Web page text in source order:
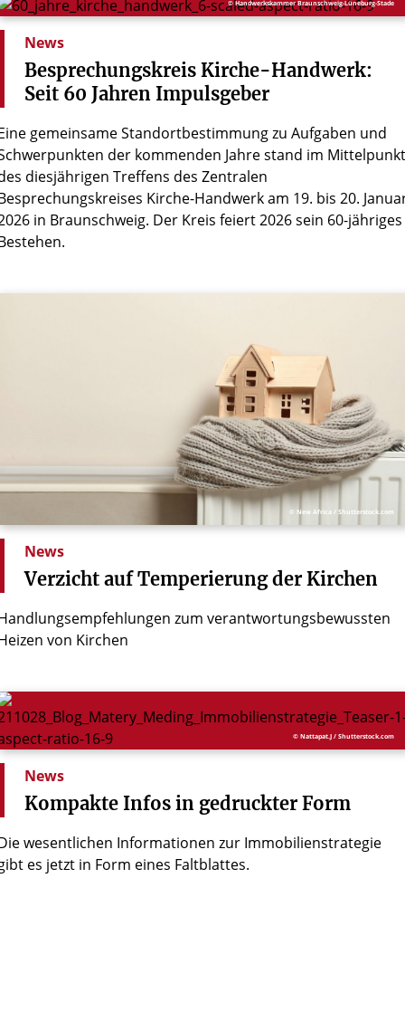
© Handwerkskammer Braunschweig-Lüneburg-Stade
News
Besprechungskreis Kirche-Handwerk:
Seit 60 Jahren Impulsgeber
gemeinsame Standortbestimmung zu Aufgaben und
der kommenden Jahre stand im Mittelpunkt
diesjährigen Treffens des Zentralen
Kirche-Handwerk am 19. bis 20.
in Braunschweig. Der Kreis feiert 2026 sein 60-jähriges
© New Africa / Shutterstock.com
News
Verzicht auf Temperierung der Kirchen
zum verantwortungsbewussten
von Kirchen
© Nattapat.J / Shutterstock.com
News
Kompakte Infos in gedruckter Form
wesentlichen Informationen zur Immobilienstrategie
es jetzt in Form eines Faltblattes.